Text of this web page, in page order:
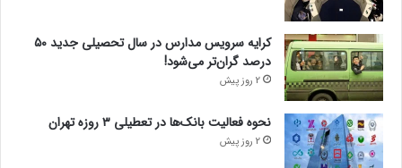
کرایه سرویس مدارس در سال تحصیلی جدید ۵۰
درصد گران‌تر می‌شود!
2 روز پیش
نحوه فعالیت بانک‌ها در تعطیلی ۳ روزه تهران
2 روز پیش